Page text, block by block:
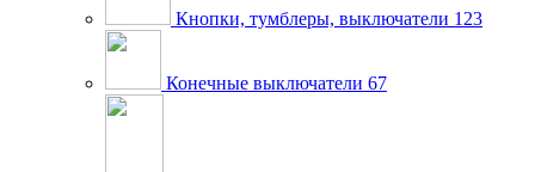
Кнопки, тумблеры, выключатели 123
Конечные выключатели 67